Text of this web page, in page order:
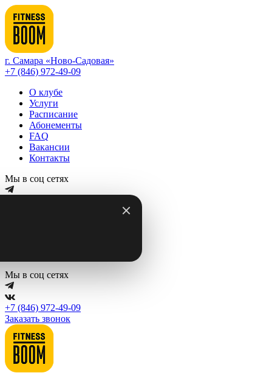
г. Самара «Ново-Садовая»
+7 (846) 972-49-09
О клубе
Услуги
Расписание
Абонементы
FAQ
Вакансии
Контакты
Мы в соц сетях
Мы в соц сетях
+7 (846) 972-49-09
Заказать звонок